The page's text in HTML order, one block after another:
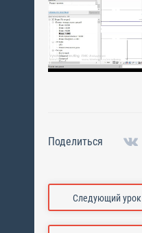
Поделиться
Следующий урок